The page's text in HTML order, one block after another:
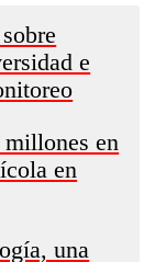
e
en
en
una